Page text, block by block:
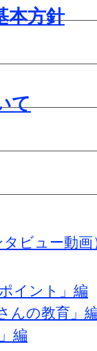
本方針
て
ビュー動画
イント」編
んの教育」
編